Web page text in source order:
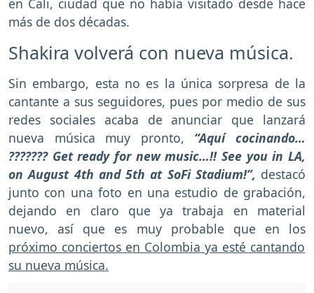
en Cali, ciudad que no había visitado desde hace
más de dos décadas.
Shakira volverá con nueva música.
Sin embargo, esta no es la única sorpresa de la
cantante a sus seguidores, pues por medio de sus
redes sociales acaba de anunciar que lanzará
nueva música muy pronto, “Aquí cocinando…
??????? Get ready for new music…!! See you in LA,
on August 4th and 5th at SoFi Stadium!”, destacó
junto con una foto en una estudio de grabación,
dejando en claro que ya trabaja en material
nuevo, así que es muy probable que en los
próximo conciertos en Colombia ya esté cantando
su nueva música.